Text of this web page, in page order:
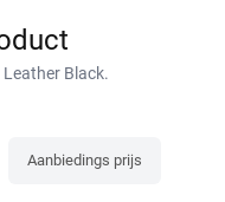
Black.
Aanbiedings prijs